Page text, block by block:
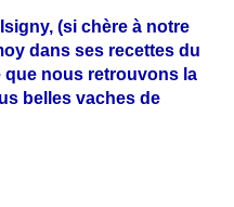
(si chère à notre
dans ses recettes du
que nous retrouvons la
belles vaches de